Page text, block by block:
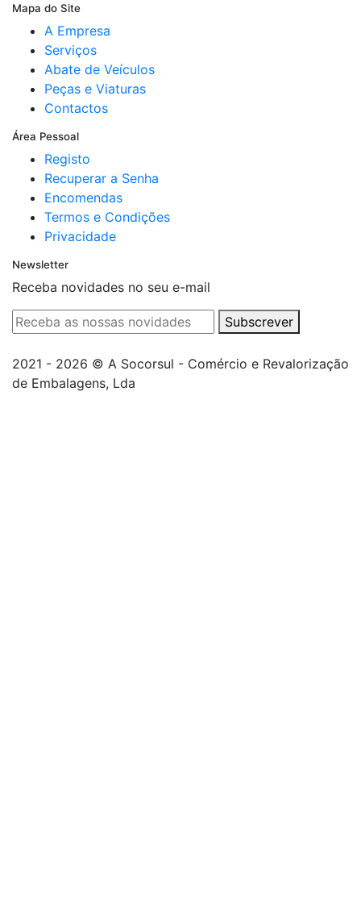
Mapa do Site
A Empresa
Serviços
Abate de Veículos
Peças e Viaturas
Contactos
Área Pessoal
Registo
Recuperar a Senha
Encomendas
Termos e Condições
Privacidade
Newsletter
Receba novidades no seu e-mail
Subscrever
2021 - 2026 © A Socorsul - Comércio e Revalorização
de Embalagens, Lda